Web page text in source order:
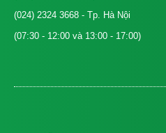
(024) 2324 3668 - Tp. Hà Nội
(07:30 - 12:00 và 13:00 - 17:00)